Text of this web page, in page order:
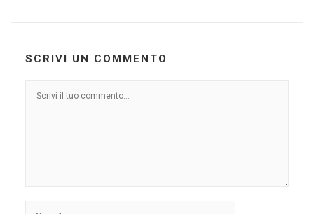
SCRIVI UN COMMENTO